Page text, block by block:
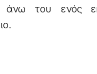
άνω του ενός